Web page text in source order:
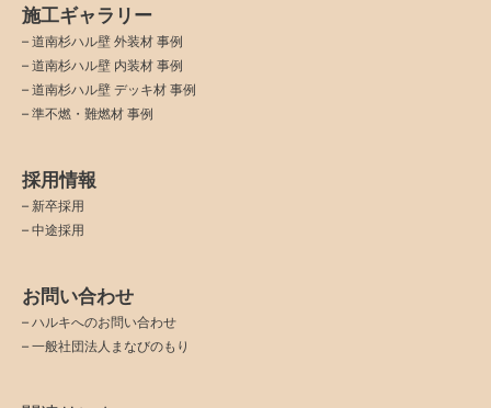
施工ギャラリー
– 道南杉ハル壁 外装材 事例
– 道南杉ハル壁 内装材 事例
– 道南杉ハル壁 デッキ材 事例
– 準不燃・難燃材 事例
採用情報
– 新卒採用
– 中途採用
お問い合わせ
– ハルキへのお問い合わせ
– 一般社団法人まなびのもり